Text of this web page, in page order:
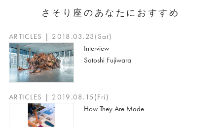
さそり座のあなたにおすすめ
ARTICLES | 2018.03.23(Sat)
Interview
Satoshi Fujiwara
ARTICLES | 2019.08.15(Fri)
How They Are Made